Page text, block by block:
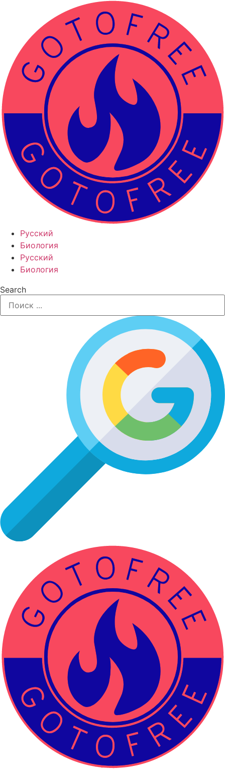
Русский
Биология
Русский
Биология
Search